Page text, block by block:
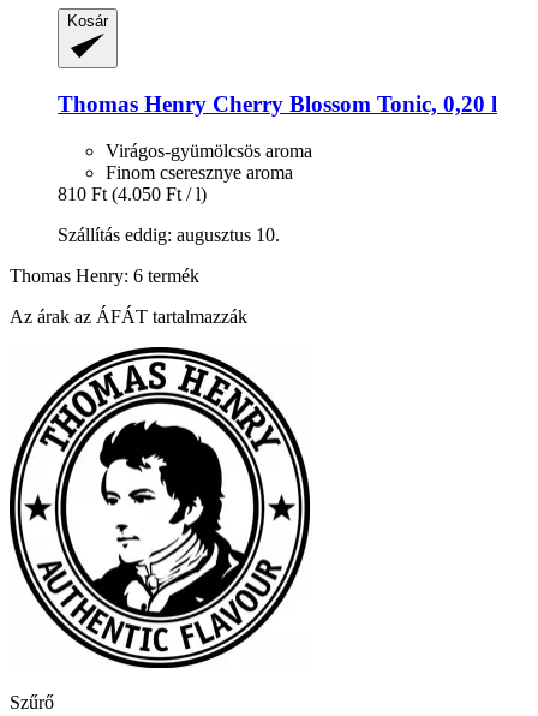
Kosár
Thomas Henry Cherry Blossom Tonic, 0,20 l
Virágos-gyümölcsös aroma
Finom cseresznye aroma
810 Ft (4.050 Ft / l)
Szállítás eddig: augusztus 10.
Thomas Henry: 6 termék
Az árak az ÁFÁT tartalmazzák
Szűrő